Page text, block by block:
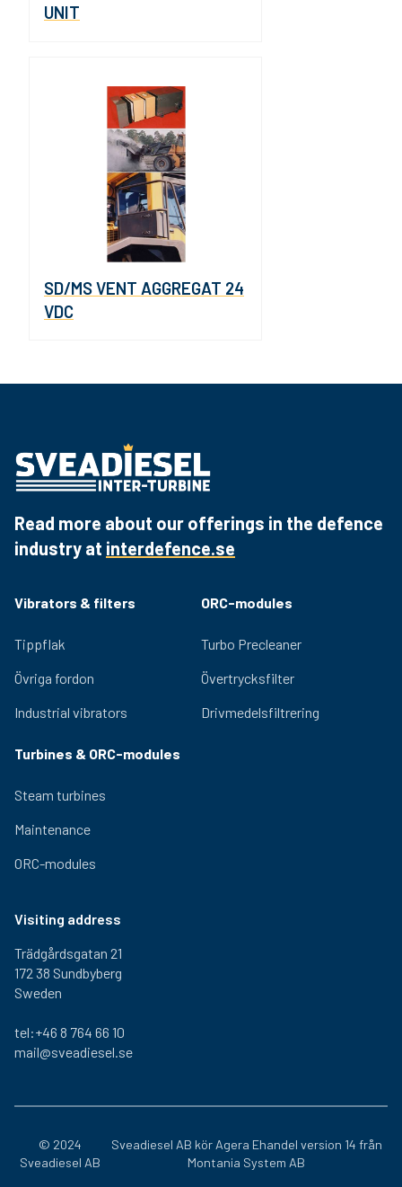
UNIT
SD/MS VENT AGGREGAT 24
VDC
Read more about our offerings in the defence
industry at interdefence.se
Vibrators & filters
Tippflak
Övriga fordon
Industrial vibrators
ORC-modules
Turbo Precleaner
Övertrycksfilter
Drivmedelsfiltrering
Turbines & ORC-modules
Steam turbines
Maintenance
ORC-modules
Visiting address
Trädgårdsgatan 21
172 38 Sundbyberg
Sweden
tel:+46 8 764 66 10
mail@sveadiesel.se
© 2024
Sveadiesel AB
Sveadiesel AB kör Agera Ehandel version 14 från
Montania System AB